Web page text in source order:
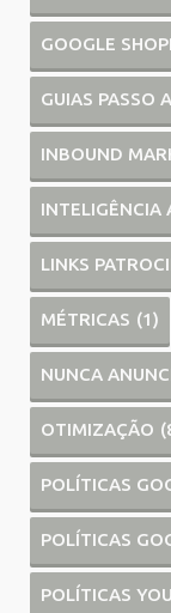
GOOGLE
GUIAS PASSO
INBOUND
INTELIGÊNCIA
LINKS
MÉTRICAS (1)
NUNCA
OTIMIZAÇÃO
POLÍTICAS
POLÍTICAS
POLÍTICAS